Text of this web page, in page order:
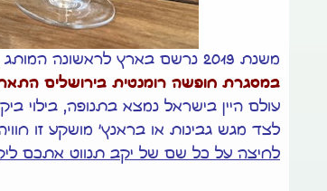
משנת 2019 נרשם בארץ לראשונה המותג וסימן המסחר המייצג את האזור "
במסגרת חופשה רומנטית בירושלים
עולם היין בישראל נמצא בתנופה, בילוי
לצד מגש גבינות או בראנץ' מושקע זו
לחיצה על כל שם של יקב תנווט אתכם